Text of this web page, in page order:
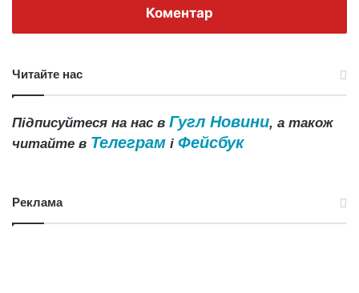
Коментар
Читайте нас
Підписуйтеся на нас в Гугл Новини, а також
читайте в Телеграм і Фейсбук
Реклама